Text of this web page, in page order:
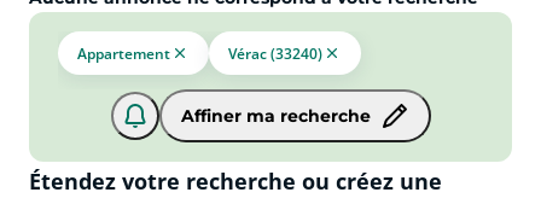
Appartement Vérac (33240)
Affiner ma recherche
Étendez votre recherche ou créez une